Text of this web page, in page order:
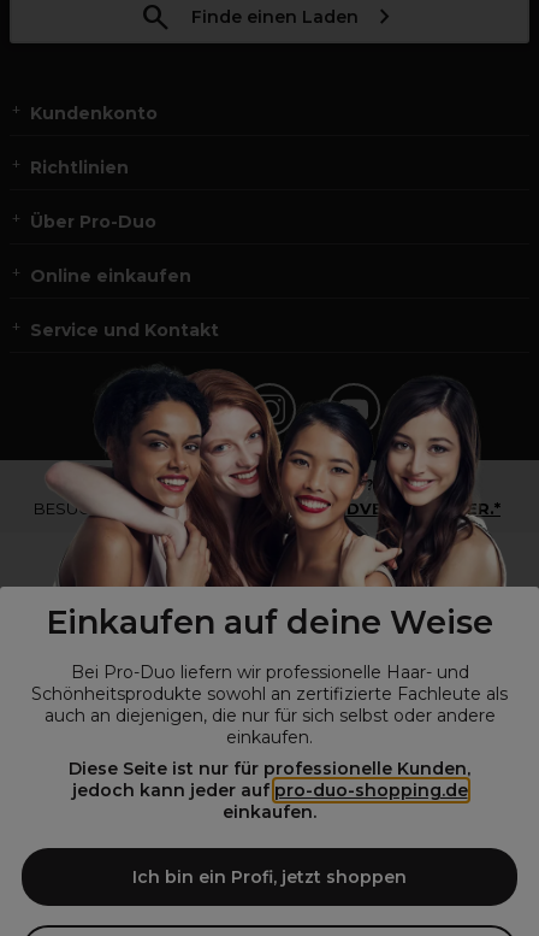
Einkaufen auf deine Weise
Bei Pro-Duo liefern wir professionelle Haar- und
Schönheitsprodukte sowohl an zertifizierte Fachleute als
auch an diejenigen, die nur für sich selbst oder andere
einkaufen.
Diese Seite ist nur für professionelle Kunden,
jedoch kann jeder auf pro-duo-shopping.de
einkaufen.
Ich bin ein Profi, jetzt shoppen
Finde einen Laden
Kundenkonto
Richtlinien
Über Pro-Duo
Online einkaufen
Service und Kontakt
*Du bist kein Profikunde?
BESUCHE
UNSERE WEBSEITE FÜR ENDVERBRAUCHER.*
© Alle Rechte vorbehalten © Pro-Duo2026
Pro-Duo ist Ihr zuverlässiger Partner für hochwertige Produkte im
hochwertigen Produkte, von der Haarpflege über das Make-up bis hin
zu Spezialwerkzeugen, sind so konzipiert, dass sie die Erwartungen
von Friseursalons und Kosmetikstudios übertreffen. Verlassen Sie sich
auf Pro-Duo für erstklassige Qualität und zeitgemäße Lösungen.